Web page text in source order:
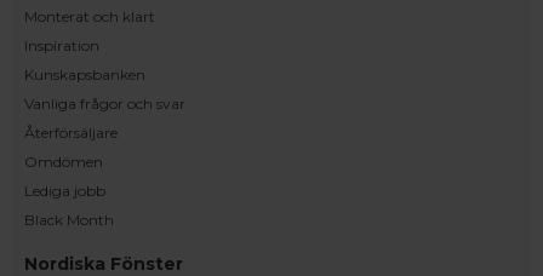
Monterat och klart
Inspiration
Kunskapsbanken
Vanliga frågor och svar
Återförsäljare
Omdömen
Lediga jobb
Black Month
Nordiska Fönster